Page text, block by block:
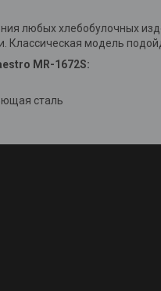
любых хлебобулочных
Классическая модель
MR-1672S:
сталь